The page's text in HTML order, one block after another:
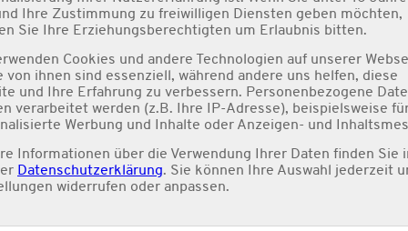
Ihre Zustimmung zu freiwilligen Diensten geben möchten,
Sie Ihre Erziehungsberechtigten um Erlaubnis bitten.
Cookies und andere Technologien auf unserer
von ihnen sind essenziell, während andere uns helfen, diese
und Ihre Erfahrung zu verbessern. Personenbezogene
verarbeitet werden (z.B. Ihre IP-Adresse), beispielsweise
Werbung und Inhalte oder Anzeigen- und
Informationen über die Verwendung Ihrer Daten finden Sie
Datenschutzerklärung. Sie können Ihre Auswahl jederzeit
widerrufen oder anpassen.
Dip BBQ-Sauce